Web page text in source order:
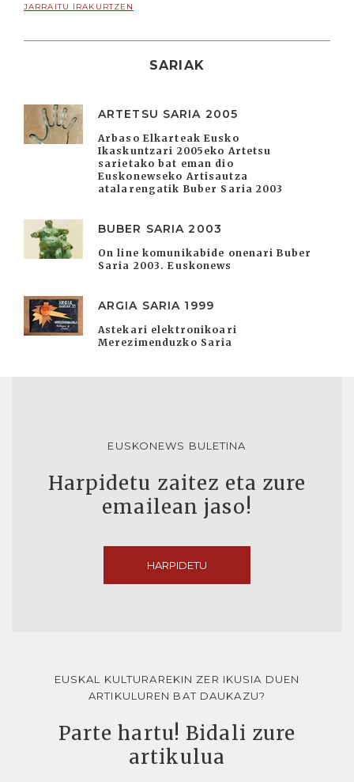
JARRAITU IRAKURTZEN
SARIAK
ARTETSU SARIA 2005
Arbaso Elkarteak Eusko
Ikaskuntzari 2005eko Artetsu
sarietako bat eman dio
Euskonewseko Artisautza
atalarengatik Buber Saria 2003
BUBER SARIA 2003
On line komunikabide onenari Buber
Saria 2003. Euskonews
ARGIA SARIA 1999
Astekari elektronikoari
Merezimenduzko Saria
EUSKONEWS BULETINA
Harpidetu zaitez eta zure
emailean jaso!
HARPIDETU
EUSKAL KULTURAREKIN ZER IKUSIA DUEN
ARTIKULUREN BAT DAUKAZU?
Parte hartu! Bidali zure
artikulua